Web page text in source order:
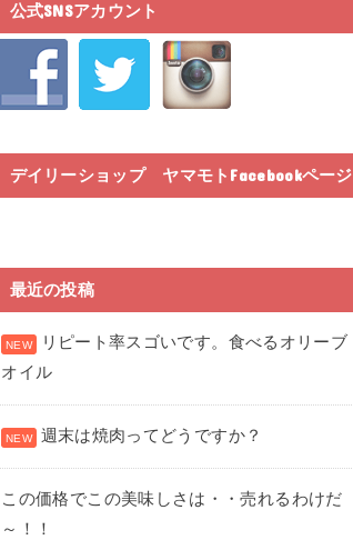
公式SNSアカウント
デイリーショップ ヤマモトFacebookページ
最近の投稿
リピート率スゴいです。食べるオリーブ
オイル
週末は焼肉ってどうですか？
この価格でこの美味しさは・・売れるわけだ
～！！